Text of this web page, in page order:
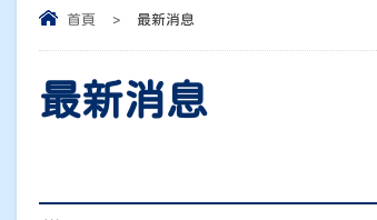
首頁 > 最新消息
最新消息